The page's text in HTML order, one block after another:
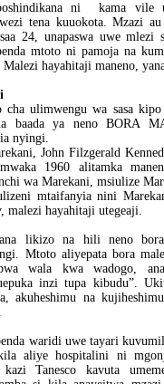
ni kama vile
tena kuuokota. Mzazi
24, unapaswa uwe mlezi
mtoto ni pamoja na
hayahitaji maneno,
ulimwengu wa sasa
baada ya neno BORA
nyingi.
John Filzgerald
1960 alitamka
wa Marekani, msiulize
mtaifanyia nini
malezi hayahitaji utegeaji.
likizo na hili neno
Mtoto aliyepata bora
wala kwa wadogo,
inzi tupa kibudu”.
akuheshimu na
waridi uwe tayari
aliye hospitalini ni
kazi Tanesco kavuta